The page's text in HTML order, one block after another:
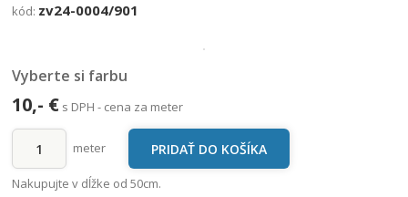
kód: zv24-0004/901
Vyberte si farbu
10,- € s DPH - cena za meter
meter
Nakupujte v dĺžke od 50cm.